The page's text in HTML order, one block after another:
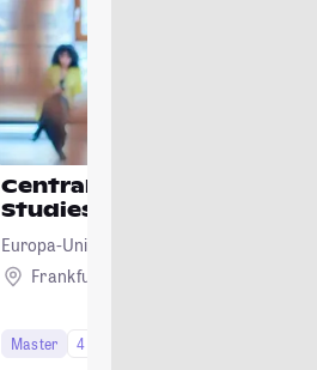
Central and East
Studies
Europa-Universität Viadrina Frankfurt
Frankfurt (Oder)
Master
4 Semester